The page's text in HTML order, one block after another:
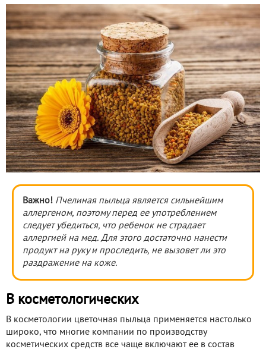
Важно! Пчелиная пыльца является сильнейшим
аллергеном, поэтому перед ее употреблением
следует убедиться, что ребенок не страдает
аллергией на мед. Для этого достаточно нанести
продукт на руку и проследить, не вызовет ли это
раздражение на коже.
В косметологических
В косметологии цветочная пыльца применяется настолько
широко, что многие компании по производству
косметических средств все чаще включают ее в состав